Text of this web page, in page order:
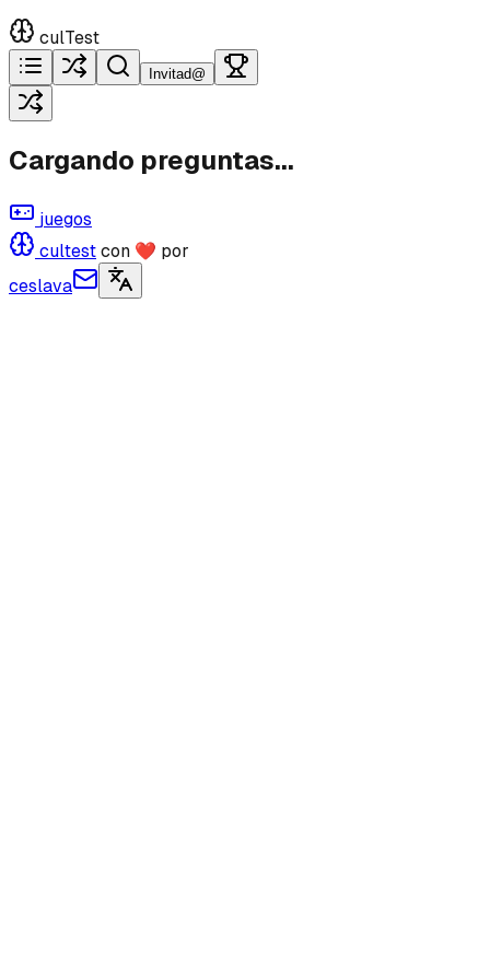
culTest
Invitad@
Cargando preguntas...
juegos
cultestcon ❤ por
ceslava